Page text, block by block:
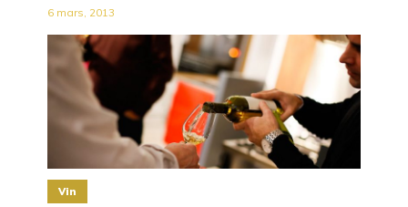
6 mars, 2013
Vin